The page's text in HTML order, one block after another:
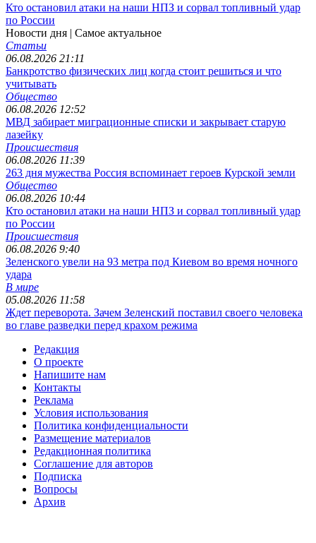
Кто остановил атаки на наши НПЗ и сорвал топливный удар
по России
Новости дня | Самое актуальное
Статьи
06.08.2026 21:11
Банкротство физических лиц когда стоит решиться и что
учитывать
Общество
06.08.2026 12:52
МВД забирает миграционные списки и закрывает старую
лазейку
Происшествия
06.08.2026 11:39
263 дня мужества Россия вспоминает героев Курской земли
Общество
06.08.2026 10:44
Кто остановил атаки на наши НПЗ и сорвал топливный удар
по России
Происшествия
06.08.2026 9:40
Зеленского увели на 93 метра под Киевом во время ночного
удара
В мире
05.08.2026 11:58
Ждет переворота. Зачем Зеленский поставил своего человека
во главе разведки перед крахом режима
Редакция
О проекте
Напишите нам
Контакты
Реклама
Условия использования
Политика конфиденциальности
Размещение материалов
Редакционная политика
Соглашение для авторов
Подписка
Вопросы
Архив